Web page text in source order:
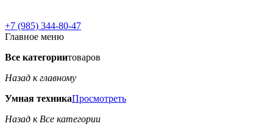
+7 (985) 344-80-47
Главное меню
Все категориитоваров
Назад к главному
Умная техникаПросмотреть
Назад к Все категории